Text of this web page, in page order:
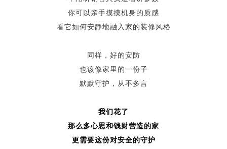
你可以亲手摸摸机身的质感
看它如何安静地融入家的装修风格
同样，好的安防
也该像家里的一份子
默默守护，从不多言
我们花了
那么多心思和钱财营造的家
更需要这份对安全的守护